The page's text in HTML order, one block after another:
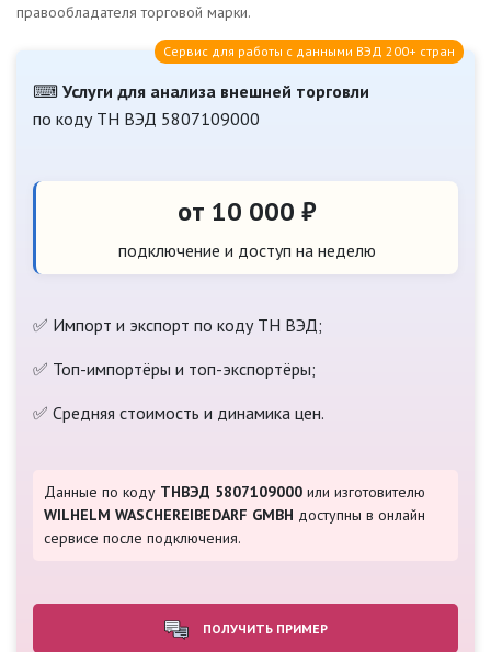
правообладателя торговой марки.
⌨ Услуги для анализа внешней торговли
по коду ТН ВЭД 5807109000
Сервис для работы с данными ВЭД 200+ стран
от 10 000 ₽
подключение и доступ на неделю
✅ Импорт и экспорт по коду ТН ВЭД;
✅ Топ-импортёры и топ-экспортёры;
✅ Средняя стоимость и динамика цен.
Данные по коду ТНВЭД 5807109000 или изготовителю
WILHELM WASCHEREIBEDARF GMBH доступны в онлайн
сервисе после подключения.
ПОЛУЧИТЬ ПРИМЕР